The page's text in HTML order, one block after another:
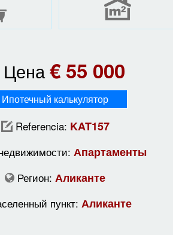
Цена€ 55 000
Ипотечный калькулятор
Referencia: KAT157
Апартаменты
Регион: Аликанте
пункт: Аликанте